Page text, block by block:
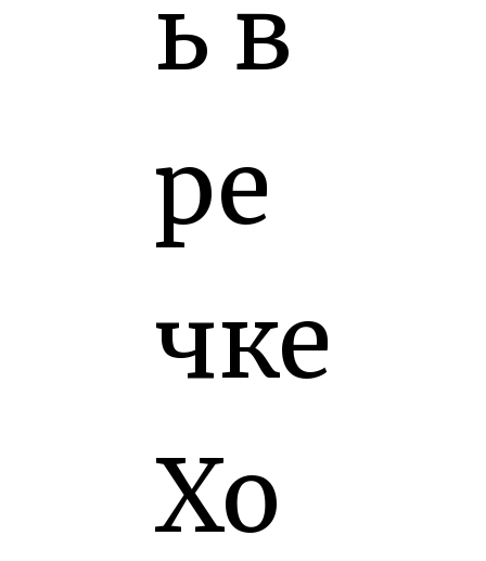
ь в
ре
чке
Хо